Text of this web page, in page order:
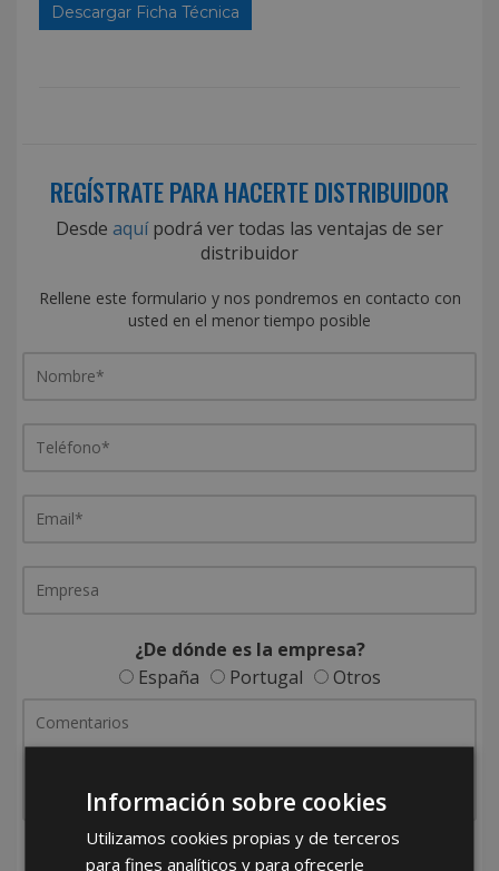
Descargar Ficha Técnica
REGÍSTRATE PARA HACERTE DISTRIBUIDOR
Desde aquípodrá ver todas las ventajas de ser
distribuidor
Rellene este formulario y nos pondremos en contacto con
usted en el menor tiempo posible
¿De dónde es la empresa?
España
Portugal Otros
He leído y acepto laPolítica de Privacidad
Información sobre cookies
Utilizamos cookies propias y de terceros
para fines analíticos y para ofrecerle